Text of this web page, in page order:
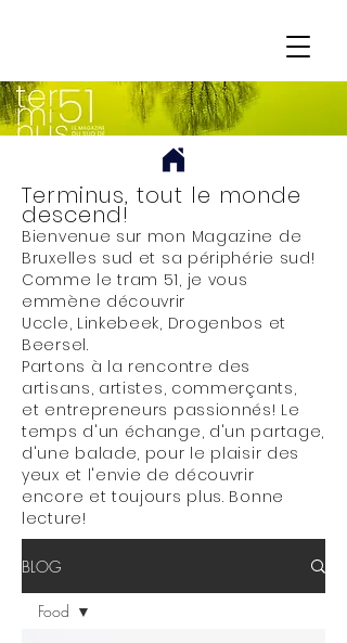
Terminus, tout le monde
descend!
Bienvenue sur mon Magazine de
Bruxelles sud et sa périphérie sud!
Comme le tram 51, je vous
emmène découvrir
Uccle, Linkebeek, Drogenbos et
Beersel.
Partons à la rencontre des
artisans, artistes, commerçants,
et entrepreneurs passionnés! Le
temps d'un échange, d'un partage,
d'une balade, pour le plaisir des
yeux et l'envie de découvrir
encore et toujours plus. Bonne
lecture!
BLOG
Food